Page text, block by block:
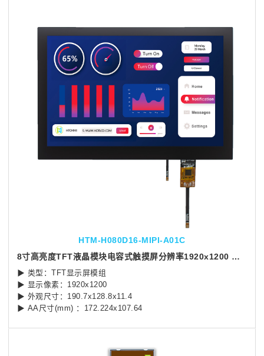
HTM-H080D16-MIPI-A01C
8寸高亮度TFT液晶模块电容式触摸屏分辨率1920x1200 MIPI 接口
▶ 类型：TFT显示屏模组
▶ 显示像素：1920x1200
▶ 外观尺寸：190.7x128.8x11.4
▶ AA尺寸(mm) ：172.224x107.64